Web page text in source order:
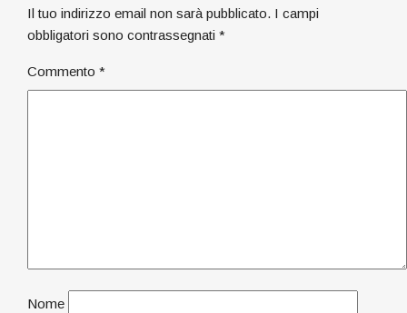
Il tuo indirizzo email non sarà pubblicato. I campi
obbligatori sono contrassegnati *
Commento *
Nome